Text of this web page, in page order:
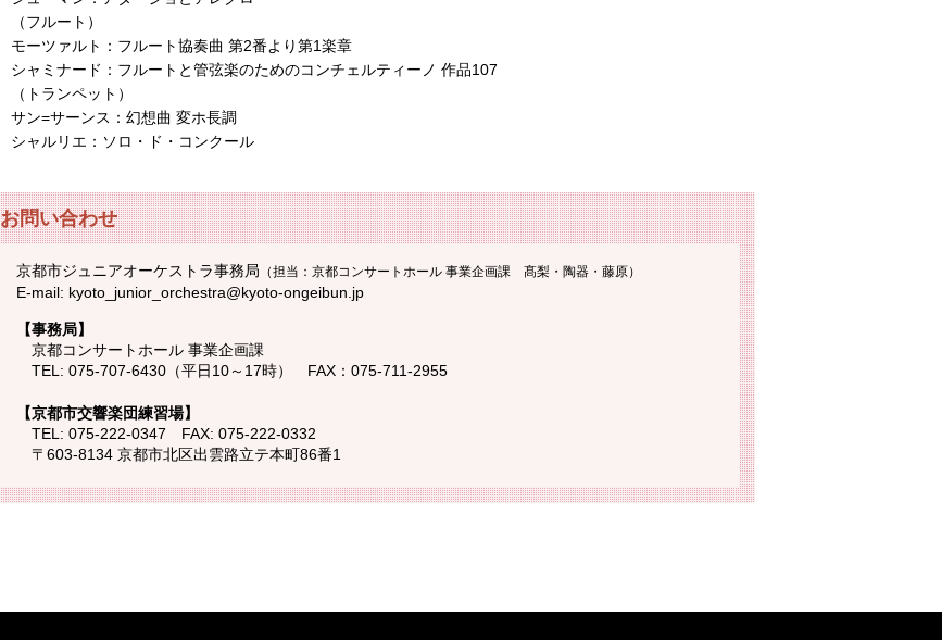
（フルート）
モーツァルト：フルート協奏曲 第2番より第1楽章
シャミナード：フルートと管弦楽のためのコンチェルティーノ 作品107
（トランペット）
サン=サーンス：幻想曲 変ホ長調
シャルリエ：ソロ・ド・コンクール
お問い合わせ
京都市ジュニアオーケストラ事務局 （担当：京都コンサートホール 事業企画課 髙梨・陶器・藤原）
E-mail: kyoto_junior_orchestra@kyoto-ongeibun.jp
【事務局】
京都コンサートホール 事業企画課
TEL: 075-707-6430（平日10～17時）
FAX：075-711-2955
【京都市交響楽団練習場】
TEL: 075-222-0347
FAX: 075-222-0332
〒603-8134 京都市北区出雲路立テ本町86番1